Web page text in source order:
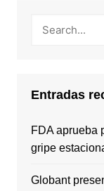
Entradas
FDA aprueba
gripe
Globant